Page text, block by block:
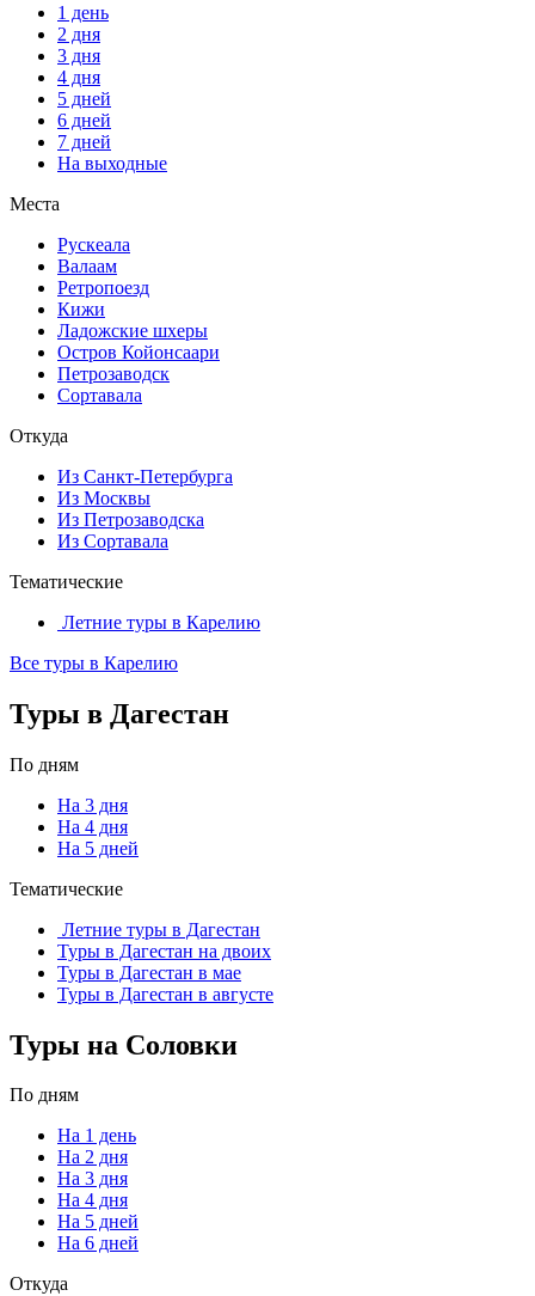
1 день
2 дня
3 дня
4 дня
5 дней
6 дней
7 дней
На выходные
Места
Рускеала
Валаам
Ретропоезд
Кижи
Ладожские шхеры
Остров Койонсаари
Петрозаводск
Сортавала
Откуда
Из Санкт-Петербурга
Из Москвы
Из Петрозаводска
Из Сортавала
Тематические
Летние туры в Карелию
Все туры в Карелию
Туры в Дагестан
По дням
На 3 дня
На 4 дня
На 5 дней
Тематические
Летние туры в Дагестан
Туры в Дагестан на двоих
Туры в Дагестан в мае
Туры в Дагестан в августе
Туры на Соловки
По дням
На 1 день
На 2 дня
На 3 дня
На 4 дня
На 5 дней
На 6 дней
Откуда